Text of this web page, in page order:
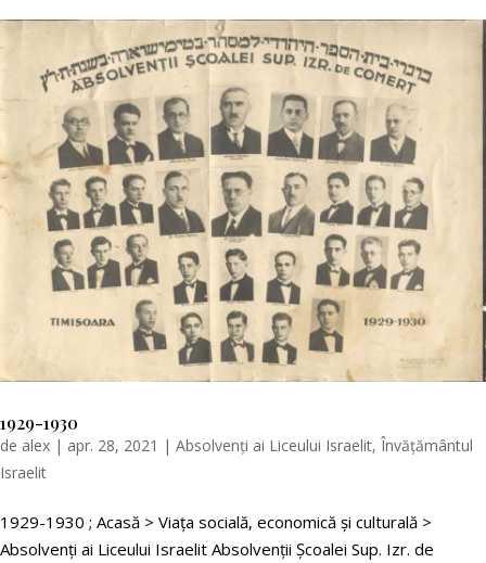
1929-1930
de alex | apr. 28, 2021 | Absolvenți ai Liceului Israelit, Învățământul
Israelit
1929-1930 ; Acasă > Viața socială, economică și culturală >
Absolvenți ai Liceului Israelit Absolvenții Școalei Sup. Izr. de